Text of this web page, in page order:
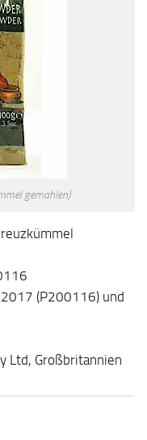
gemahlen)
(P200116) und
Ltd, Großbritannien